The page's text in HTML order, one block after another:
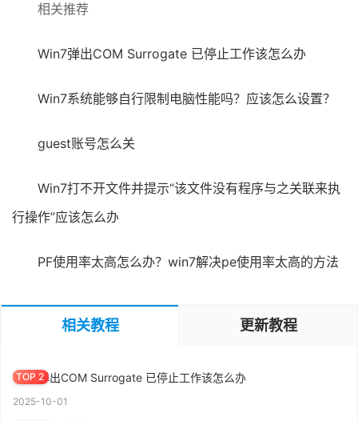
相关推荐
Win7弹出COM Surrogate 已停止工作该怎么办
Win7系统能够自行限制电脑性能吗？应该怎么设置？
guest账号怎么关
Win7打不开文件并提示“该文件没有程序与之关联来执
行操作”应该怎么办
PF使用率太高怎么办？win7解决pe使用率太高的方法
相关教程 更新教程
MBR GPT分区表区别 |2分钟知道磁盘分区,装系统MBR还是GPT好
Win7弹出COM Surrogate 已停止工作该怎么办
2025-10-01